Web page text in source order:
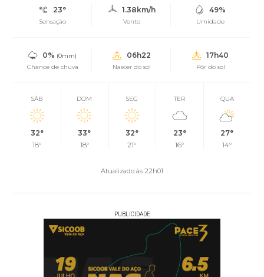
23°
Sensação
1.38km/h
Vento
49%
Umidade
0% (0mm)
Chance de chuva
06h22
Nascer do sol
17h40
Pôr do sol
SÁB
32°
18°
DOM
33°
18°
SEG
32°
21°
TER
23°
16°
QUA
27°
14°
Atualizado às 22h01
PUBLICIDADE